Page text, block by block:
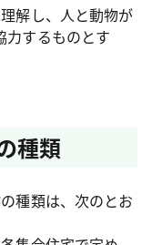
解し、人と動物が
力するものとす
種類
種類は、次のとお